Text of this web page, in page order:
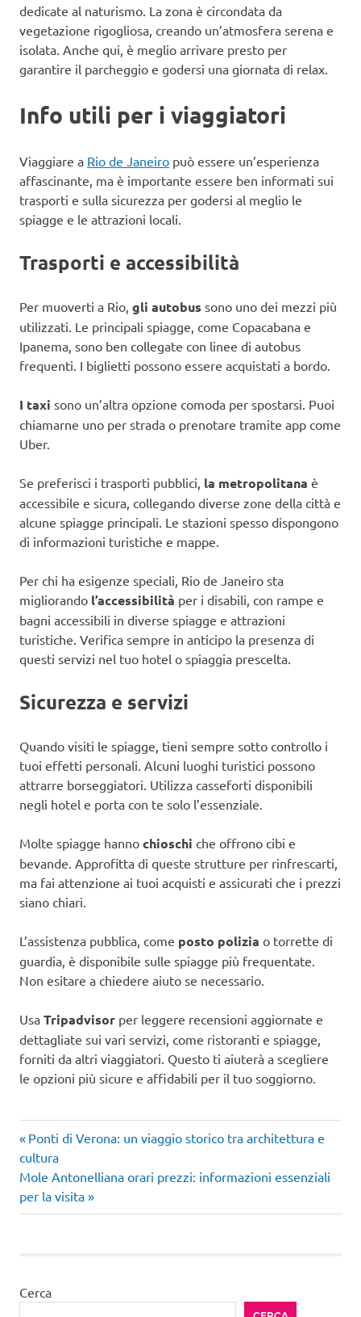
dedicate al naturismo. La zona è circondata da
vegetazione rigogliosa, creando un’atmosfera serena e
isolata. Anche qui, è meglio arrivare presto per
garantire il parcheggio e godersi una giornata di relax.
Info utili per i viaggiatori
Viaggiare a Rio de Janeiro può essere un’esperienza
affascinante, ma è importante essere ben informati sui
trasporti e sulla sicurezza per godersi al meglio le
spiagge e le attrazioni locali.
Trasporti e accessibilità
Per muoverti a Rio, gli autobus sono uno dei mezzi più
utilizzati. Le principali spiagge, come Copacabana e
Ipanema, sono ben collegate con linee di autobus
frequenti. I biglietti possono essere acquistati a bordo.
I taxi sono un’altra opzione comoda per spostarsi. Puoi
chiamarne uno per strada o prenotare tramite app come
Uber.
Se preferisci i trasporti pubblici, la metropolitana è
accessibile e sicura, collegando diverse zone della città e
alcune spiagge principali. Le stazioni spesso dispongono
di informazioni turistiche e mappe.
Per chi ha esigenze speciali, Rio de Janeiro sta
migliorando l’accessibilità per i disabili, con rampe e
bagni accessibili in diverse spiagge e attrazioni
turistiche. Verifica sempre in anticipo la presenza di
questi servizi nel tuo hotel o spiaggia prescelta.
Sicurezza e servizi
Quando visiti le spiagge, tieni sempre sotto controllo i
tuoi effetti personali. Alcuni luoghi turistici possono
attrarre borseggiatori. Utilizza casseforti disponibili
negli hotel e porta con te solo l’essenziale.
Molte spiagge hanno chioschi che offrono cibi e
bevande. Approfitta di queste strutture per rinfrescarti,
ma fai attenzione ai tuoi acquisti e assicurati che i prezzi
siano chiari.
L’assistenza pubblica, come posto polizia o torrette di
guardia, è disponibile sulle spiagge più frequentate.
Non esitare a chiedere aiuto se necessario.
Usa Tripadvisor per leggere recensioni aggiornate e
dettagliate sui vari servizi, come ristoranti e spiagge,
forniti da altri viaggiatori. Questo ti aiuterà a scegliere
le opzioni più sicure e affidabili per il tuo soggiorno.
Navigazione
articoli
Articolo
precedente:
Ponti di Verona: un viaggio storico tra architettura e
cultura
Articolo
successivo:
Mole Antonelliana orari prezzi: informazioni essenziali
per la visita
Cerca